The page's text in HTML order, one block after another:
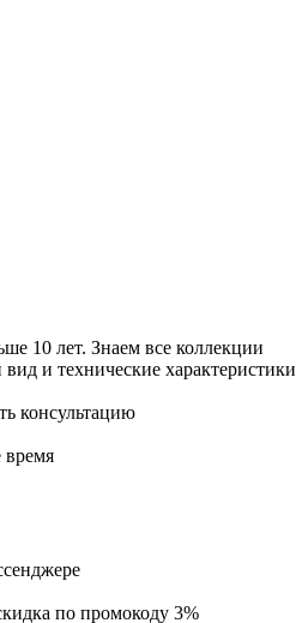
10 лет. Знаем все коллекции
и технические характеристики
консультацию
время
по промокоду 3%